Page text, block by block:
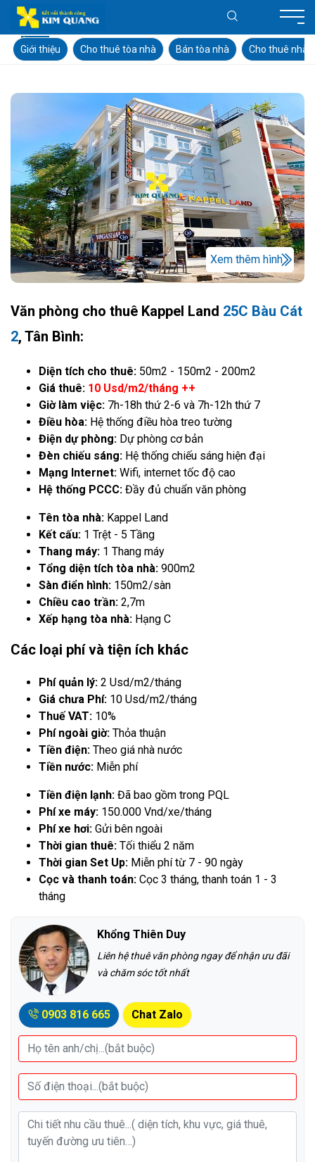
Giới thiệu Cho thuê tòa nhà Bán tòa nhà Cho thuê nhà
Xem thêm hình
Văn phòng cho thuê Kappel Land 25C Bàu Cát
2, Tân Bình:
Diện tích cho thuê: 50m2 - 150m2 - 200m2
Giá thuê: 10 Usd/m2/tháng ++
Giờ làm việc: 7h-18h thứ 2-6 và 7h-12h thứ 7
Điều hòa: Hệ thống điều hòa treo tường
Điện dự phòng: Dự phòng cơ bản
Đèn chiếu sáng: Hệ thống chiếu sáng hiện đại
Mạng Internet: Wifi, internet tốc độ cao
Hệ thống PCCC: Đầy đủ chuẩn văn phòng
Tên tòa nhà: Kappel Land
Kết cấu: 1 Trệt - 5 Tầng
Thang máy: 1 Thang máy
Tổng diện tích tòa nhà: 900m2
Sàn điển hình: 150m2/sàn
Chiều cao trần: 2,7m
Xếp hạng tòa nhà: Hạng C
Các loại phí và tiện ích khác
Phí quản lý: 2 Usd/m2/tháng
Giá chưa Phí: 10 Usd/m2/tháng
Thuế VAT: 10%
Phí ngoài giờ: Thỏa thuận
Tiền điện: Theo giá nhà nước
Tiền nước: Miễn phí
Tiền điện lạnh: Đã bao gồm trong PQL
Phí xe máy: 150.000 Vnd/xe/tháng
Phí xe hơi: Gửi bên ngoài
Thời gian thuê: Tối thiểu 2 năm
Thời gian Set Up: Miễn phí từ 7 - 90 ngày
Cọc và thanh toán: Cọc 3 tháng, thanh toán 1 - 3
tháng
Khổng Thiên Duy
Liên hệ thuê văn phòng ngay để nhận ưu đãi
và chăm sóc tốt nhất
0903 816 665 Chat Zalo